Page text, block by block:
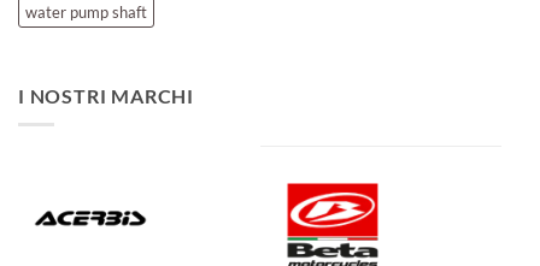
water pump shaft
I NOSTRI MARCHI